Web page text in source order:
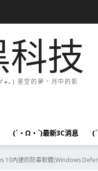
技
｡) 星空的夢，月中的影
(´・Ω・`)最新3C消息
10內建的防毒軟體(Windows